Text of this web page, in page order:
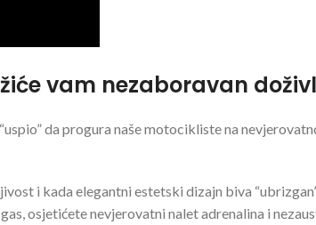
vam nezaboravan
“uspio” da progura naše motocikliste na
i kada elegantni estetski dizajn biva
osjetićete nevjerovatni nalet adrenalina i